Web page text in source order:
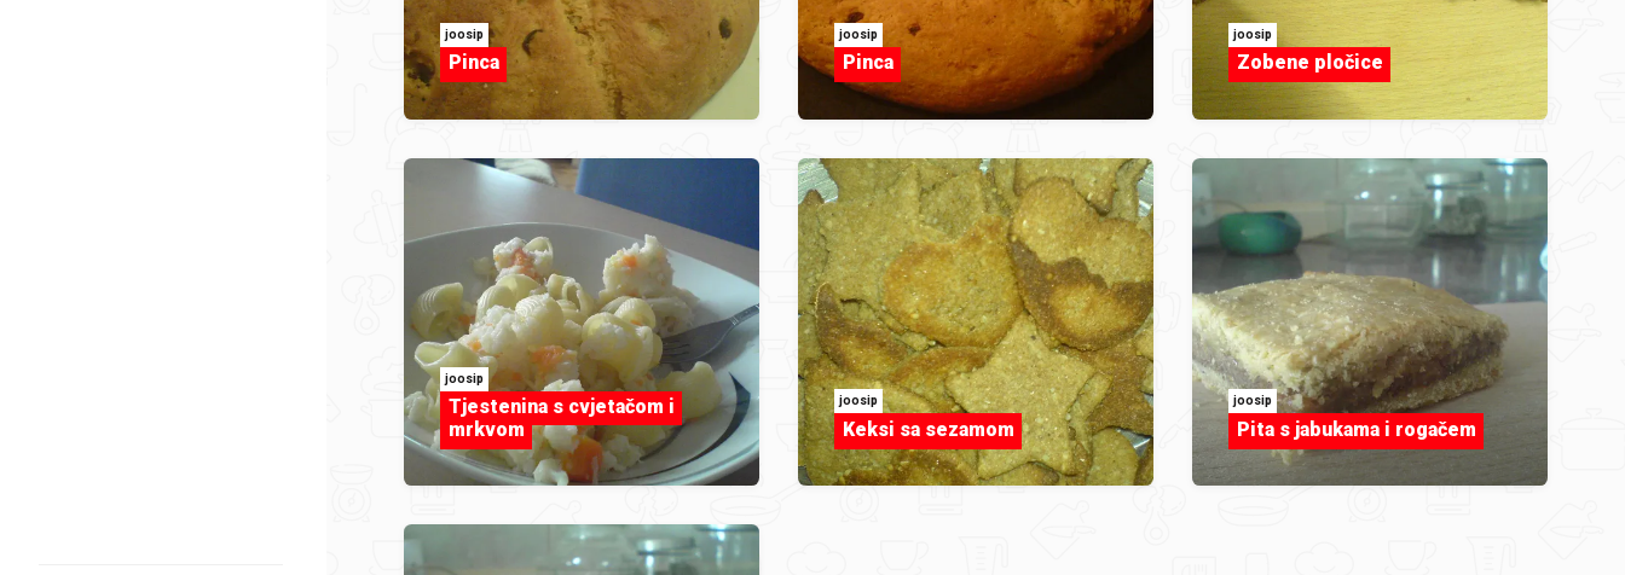
joosip
Pinca
joosip
Pinca
joosip
Zobene pločice
joosip
Tjestenina s cvjetačom i
mrkvom
joosip
Keksi sa sezamom
joosip
Pita s jabukama i rogačem